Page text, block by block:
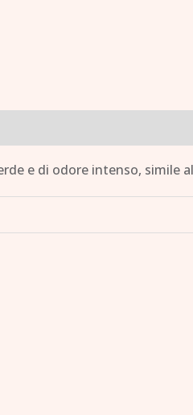
e di odore intenso,